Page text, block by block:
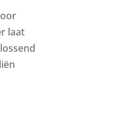
laat